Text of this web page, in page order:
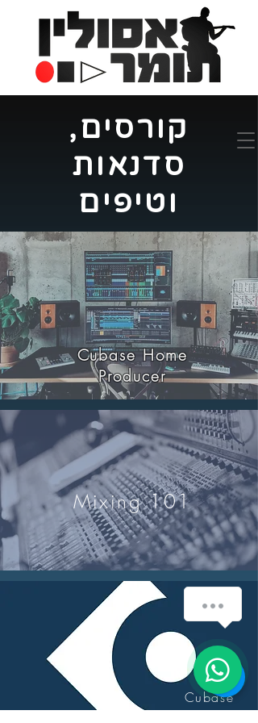
קורסים,
סדנאות
וטיפים
Cubase Home
Producer
Mixing 101
Cubase
101
How can we help you?